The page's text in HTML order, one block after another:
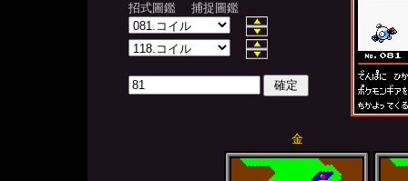
招式圖鑑 捕捉圖鑑
金